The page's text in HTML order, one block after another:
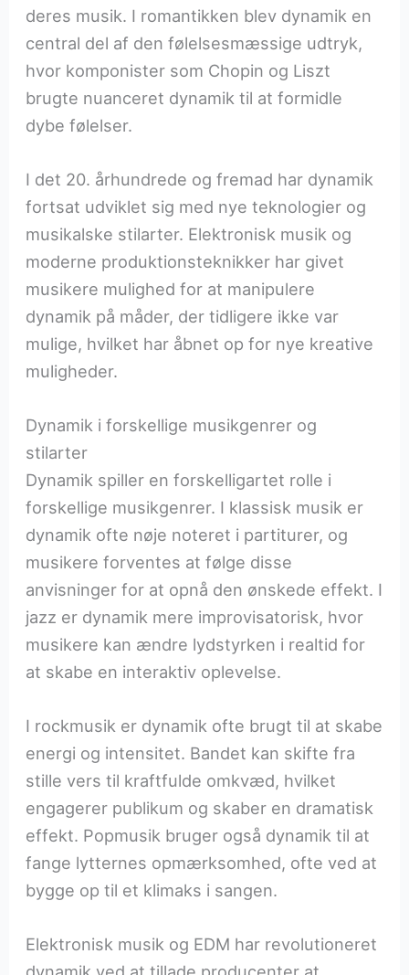
deres musik. I romantikken blev dynamik en
central del af den følelsesmæssige udtryk,
hvor komponister som Chopin og Liszt
brugte nuanceret dynamik til at formidle
dybe følelser.
I det 20. århundrede og fremad har dynamik
fortsat udviklet sig med nye teknologier og
musikalske stilarter. Elektronisk musik og
moderne produktionsteknikker har givet
musikere mulighed for at manipulere
dynamik på måder, der tidligere ikke var
mulige, hvilket har åbnet op for nye kreative
muligheder.
Dynamik i forskellige musikgenrer og
stilarter
Dynamik spiller en forskelligartet rolle i
forskellige musikgenrer. I klassisk musik er
dynamik ofte nøje noteret i partiturer, og
musikere forventes at følge disse
anvisninger for at opnå den ønskede effekt. I
jazz er dynamik mere improvisatorisk, hvor
musikere kan ændre lydstyrken i realtid for
at skabe en interaktiv oplevelse.
I rockmusik er dynamik ofte brugt til at skabe
energi og intensitet. Bandet kan skifte fra
stille vers til kraftfulde omkvæd, hvilket
engagerer publikum og skaber en dramatisk
effekt. Popmusik bruger også dynamik til at
fange lytternes opmærksomhed, ofte ved at
bygge op til et klimaks i sangen.
Elektronisk musik og EDM har revolutioneret